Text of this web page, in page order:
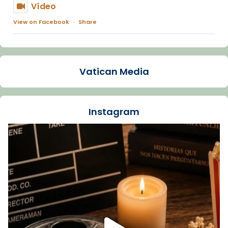
Vídeo
View on Facebook · Share
Arquebisbat de Barcelona
La Carmina va patir depressió. Fa gairebé
dos mesos, a l'Estadi Lluís Companys, la
Recupera l'entrevista comp
Vatican
tican News 👇
www.vaticannews.va/es/iglesia/news/2026-
07/carmina-historia-depresion-papa-viaje-
espana-testimoni...
Foto
View on Facebook · Share
Vatican Media
Instagram